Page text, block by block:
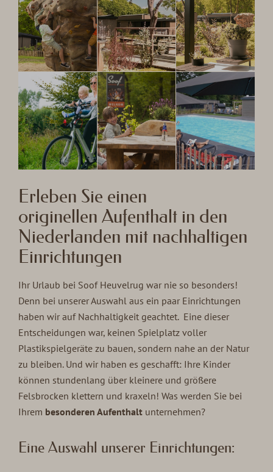
Erleben Sie einen
originellen Aufenthalt in den
Niederlanden mit nachhaltigen
Einrichtungen
Ihr Urlaub bei Soof Heuvelrug war nie so besonders!
Denn bei unserer Auswahl aus ein paar Einrichtungen
haben wir auf Nachhaltigkeit geachtet. Eine dieser
Entscheidungen war, keinen Spielplatz voller
Plastikspielgeräte zu bauen, sondern nahe an der Natur
zu bleiben. Und wir haben es geschafft: Ihre Kinder
können stundenlang über kleinere und größere
Felsbrocken klettern und kraxeln! Was werden Sie bei
Ihrem besonderen Aufenthalt unternehmen?
Eine Auswahl unserer Einrichtungen: